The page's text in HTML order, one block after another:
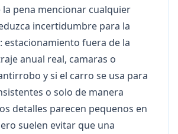
la pena mencionar cualquier
incertidumbre para la
estacionamiento fuera de la
anual real, camaras o
y si el carro se usa para
o solo de manera
detalles parecen pequenos en
suelen evitar que una